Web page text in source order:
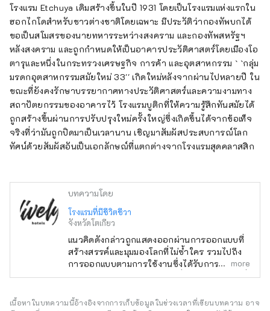
ประสบการณ์ที่สะดวกสบายผ่านบริการที่ใช้งาน
ได้จริงในรูปแบบดิจิทัลและบริการส่วนบุคคลที่มี
ชีวิตชีวาโดยพนักงานแต่ละคนพร้อมการต้อนรับ
ที่อบอุ่นเหมือนจริง เราจะให้บริการที่พักที่ยืดหยุ่น
ได้เพื่อให้เหมาะกับไลฟ์สไตล์ที่หลากหลาย แทนที่
จะให้ที่พักพิงแบบโรงแรมทั่วไป เราจะมอบ
"คุณค่าเชิงประสบการณ์" ที่ให้แขกได้รับการ
อัปเดตบางอย่างตลอดการเข้าพัก
โรงแรม Etchuya เดิมสร้างขึ้นในปี 1931 โดยเป็นโรงแรมแห่งแรกใน
ฮอกไกโดสำหรับชาวต่างชาติโดยเฉพาะ มีประวัติว่ากองทัพบกได้
ขอเป็นสโมสรของนายทหารระหว่างสงคราม และกองทัพสหรัฐฯ
หลังสงคราม และถูกกำหนดให้เป็นอาคารประวัติศาสตร์โดยเมืองโอ
ตารุและหนึ่งในกระทรวงเศรษฐกิจ การค้า และอุตสาหกรรม ` `กลุ่ม
มรดกอุตสาหกรรมสมัยใหม่ 33'' เกิดใหม่หลังจากผ่านไปหลายปี ใน
ขณะที่ยังคงรักษาบรรยากาศทางประวัติศาสตร์และความงามทาง
สถาปัตยกรรมของอาคารไว้ โรงแรมบูติกที่ให้ความรู้สึกทันสมัยได้
ถูกสร้างขึ้นผ่านการปรับปรุงใหม่ครั้งใหญ่ซึ่งเกิดขึ้นได้จากข้อเท็จ
จริงที่ว่ามันถูกปิดมาเป็นเวลานาน เชิญมาสัมผัสประสบการณ์โลก
ทัศน์ด้วยสัมผัสอันเป็นเอกลักษณ์ที่แตกต่างจากโรงแรมสุดคลาสสิก
บทความโดย
โรงแรมที่มีชีวิตชีวา
จังหวัดโตเกียว
แนวคิดดังกล่าวถูกแสดงออกผ่านการออกแบบที่
สร้างสรรค์และมุมมองโลกที่ไม่ซ้ำใคร รวมไปถึง
การออกแบบตามการใช้งานซึ่งได้รับการ
พิจารณาอย่างละเอียดแม้กระทั่งในรายละเอียดที่
ความตื่นเต้น และความสะดวกในการใช้งาน ด้วย
more
เนื้อหาในบทความนี้อ้างอิงจากการเก็บข้อมูลในช่วงเวลาที่เขียนบทความ อาจ